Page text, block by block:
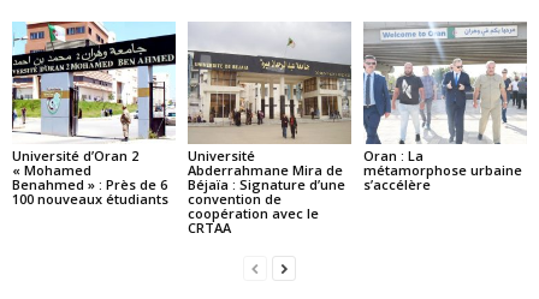
Université d’Oran 2
« Mohamed
Benahmed » : Près de 6
100 nouveaux étudiants
Université
Abderrahmane Mira de
Béjaïa : Signature d’une
convention de
coopération avec le
CRTAA
Oran : La
métamorphose urbaine
s’accélère